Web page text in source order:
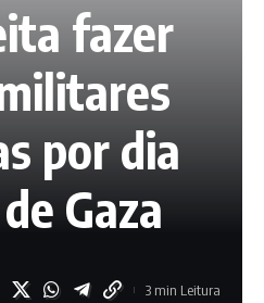
fazer
por dia
Gaza
3 min Leitura